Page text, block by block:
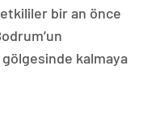
bir an önce
kalmaya